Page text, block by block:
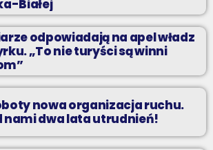
Białej
odpowiadają na apel władz
„To nie turyści są winni
nowa organizacja ruchu.
nami dwa lata utrudnień!